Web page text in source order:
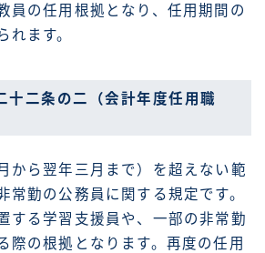
員の任用根拠となり、任用期間の
れます。
十二条の二（会計年度任用職
から翌年三月まで）を超えない範
常勤の公務員に関する規定です。
する学習支援員や、一部の非常勤
際の根拠となります。再度の任用